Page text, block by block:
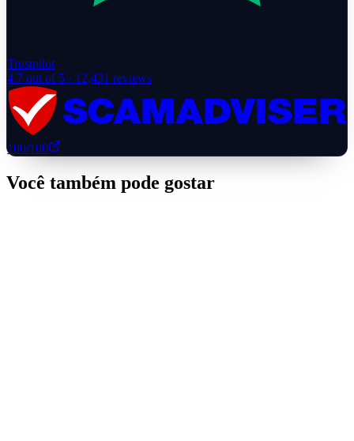
Trustpilot
4.7 out of 5 · 12,431 reviews
100/100
Você também pode gostar